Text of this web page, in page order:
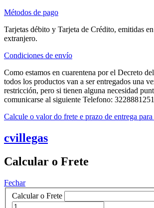
Métodos de pago
Tarjetas débito y Tarjeta de Crédito, emitidas
extranjero.
Condiciones de envío
Como estamos en cuarentena por el Decreto
todos los productos van a ser entregados una
restricción, pero si tienen alguna necesidad
comunicarse al siguiente Telefono: 3228881251
Calcule o valor do frete e prazo de entrega para
cvillegas
Calcular o Frete
Fechar
Calcular o Frete